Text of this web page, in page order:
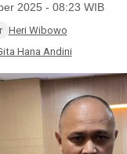
2025 - 08:23 WIB
Heri Wibowo
Hana Andini